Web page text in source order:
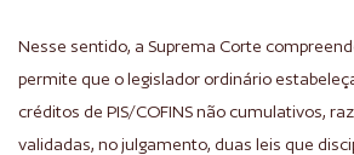
Nesse sentido, a Suprema Corte
permite que o legislador ordinário
créditos de PIS/COFINS não cumulativos,
validadas, no julgamento, duas leis que